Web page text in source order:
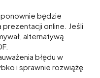
będzie
online. Jeśli
alternatywą
błędu w
i sprawnie rozwiążę